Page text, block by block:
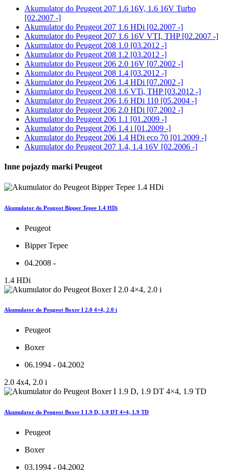
Akumulator do Peugeot 207 1.6 16V, 1.6 16V Turbo
[02.2007 -]
Akumulator do Peugeot 207 1.6 HDi [02.2007 -]
Akumulator do Peugeot 207 1.6 16V VTI, THP [02.2007 -]
Akumulator do Peugeot 208 1.0 [03.2012 -]
Akumulator do Peugeot 208 1.2 [03.2012 -]
Akumulator do Peugeot 206 2.0 16V [07.2002 -]
Akumulator do Peugeot 208 1.4 [03.2012 -]
Akumulator do Peugeot 206 1.4 HDi [07.2002 -]
Akumulator do Peugeot 208 1.6 VTi, THP [03.2012 -]
Akumulator do Peugeot 206 1.6 HDi 110 [05.2004 -]
Akumulator do Peugeot 206 2.0 HDi [07.2002 -]
Akumulator do Peugeot 206 1.1 [01.2009 -]
Akumulator do Peugeot 206 1.4 i [01.2009 -]
Akumulator do Peugeot 206 1.4 HDi eco 70 [01.2009 -]
Akumulator do Peugeot 207 1.4, 1.4 16V [02.2006 -]
Inne pojazdy marki Peugeot
Akumulator do Peugeot Bipper Tepee 1.4 HDi
Peugeot
Bipper Tepee
04.2008 -
1.4 HDi
Akumulator do Peugeot Boxer I 2.0 4×4, 2.0 i
Peugeot
Boxer
06.1994 - 04.2002
2.0 4x4, 2.0 i
Akumulator do Peugeot Boxer I 1.9 D, 1.9 DT 4×4, 1.9 TD
Peugeot
Boxer
03.1994 - 04.2002